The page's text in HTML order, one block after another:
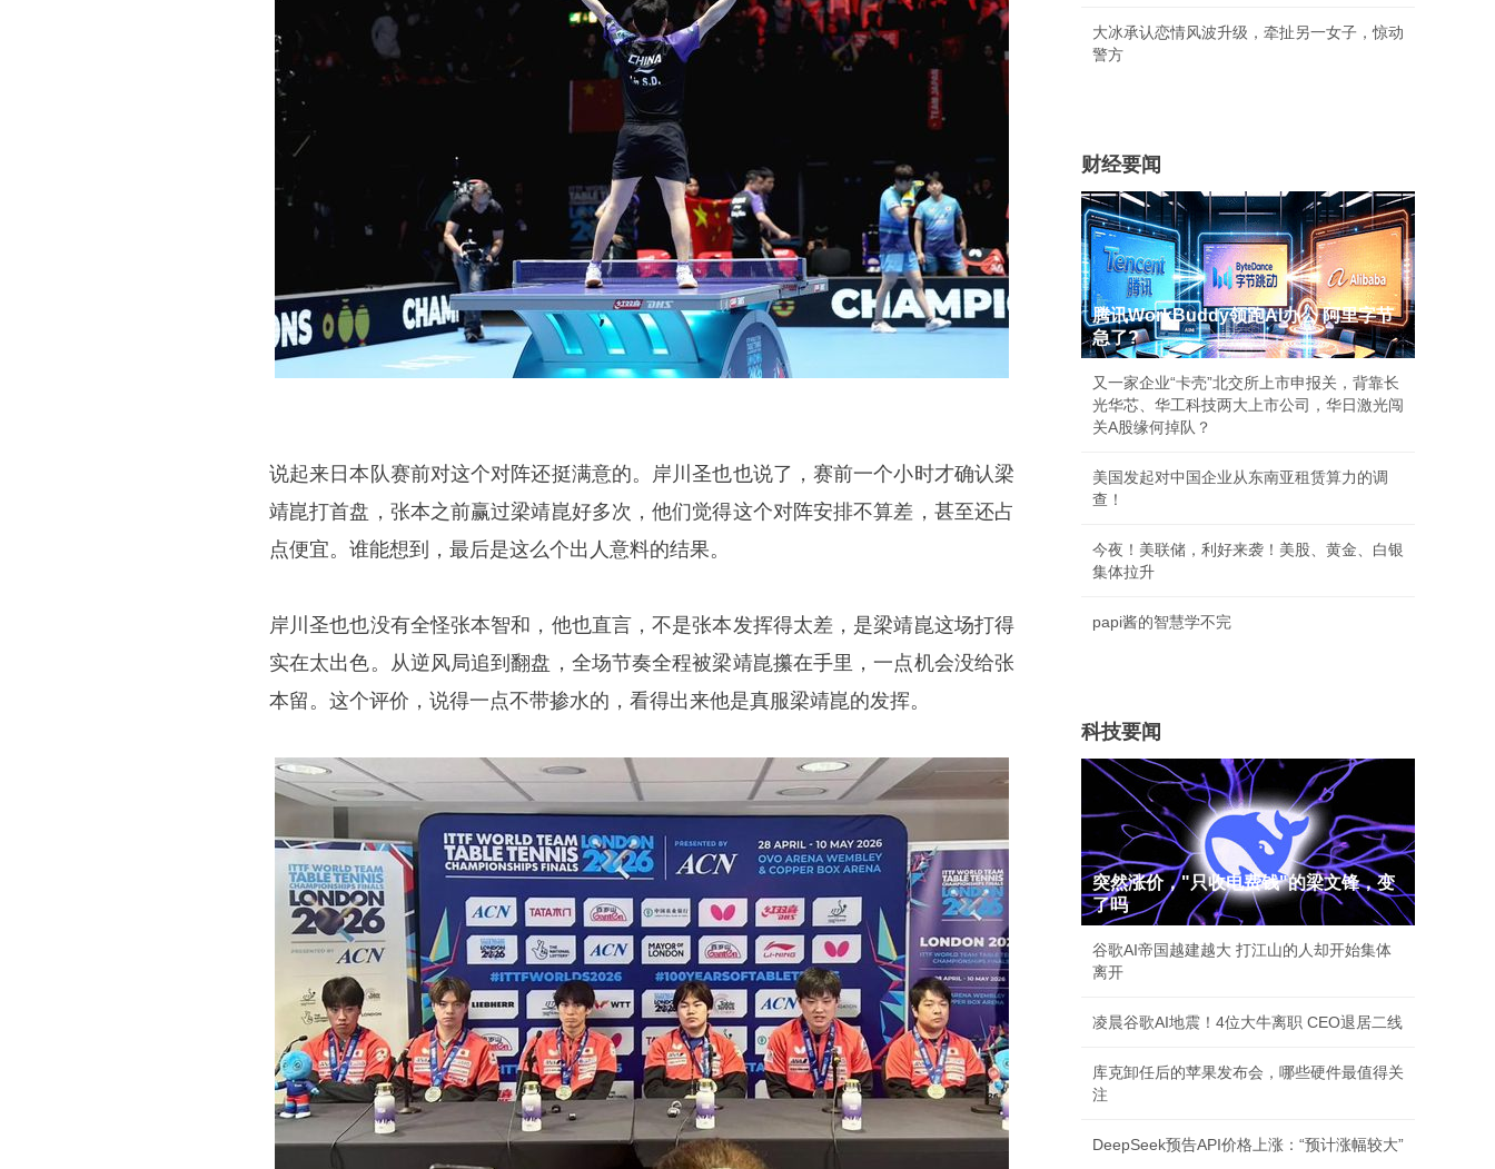
说起来日本队赛前对这个对阵还挺满意的。岸川圣也也说了，赛前一个小时才确认梁
靖崑打首盘，张本之前赢过梁靖崑好多次，他们觉得这个对阵安排不算差，甚至还占
点便宜。谁能想到，最后是这么个出人意料的结果。
岸川圣也也没有全怪张本智和，他也直言，不是张本发挥得太差，是梁靖崑这场打得
实在太出色。从逆风局追到翻盘，全场节奏全程被梁靖崑攥在手里，一点机会没给张
本留。这个评价，说得一点不带掺水的，看得出来他是真服梁靖崑的发挥。
大冰承认恋情风波升级，牵扯另一女子，惊动
警方
财经要闻
腾讯WorkBuddy领跑AI办公 阿里字节
急了?
又一家企业“卡壳”北交所上市申报关，背靠长
光华芯、华工科技两大上市公司，华日激光闯
关A股缘何掉队？
美国发起对中国企业从东南亚租赁算力的调
查！
今夜！美联储，利好来袭！美股、黄金、白银
集体拉升
papi酱的智慧学不完
科技要闻
突然涨价，"只收电费钱"的梁文锋，变
了吗
谷歌AI帝国越建越大 打江山的人却开始集体
离开
凌晨谷歌AI地震！4位大牛离职 CEO退居二线
库克卸任后的苹果发布会，哪些硬件最值得关
注
DeepSeek预告API价格上涨：“预计涨幅较大”